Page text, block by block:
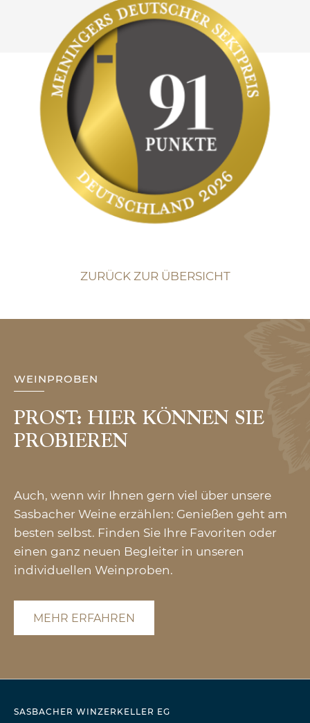
ZURÜCK ZUR ÜBERSICHT
WEINPROBEN
PROST: HIER KÖNNEN SIE
PROBIEREN
Auch, wenn wir Ihnen gern viel über unsere
Sasbacher Weine erzählen: Genießen geht am
besten selbst. Finden Sie Ihre Favoriten oder
einen ganz neuen Begleiter in unseren
individuellen Weinproben.
MEHR ERFAHREN
SASBACHER WINZERKELLER EG